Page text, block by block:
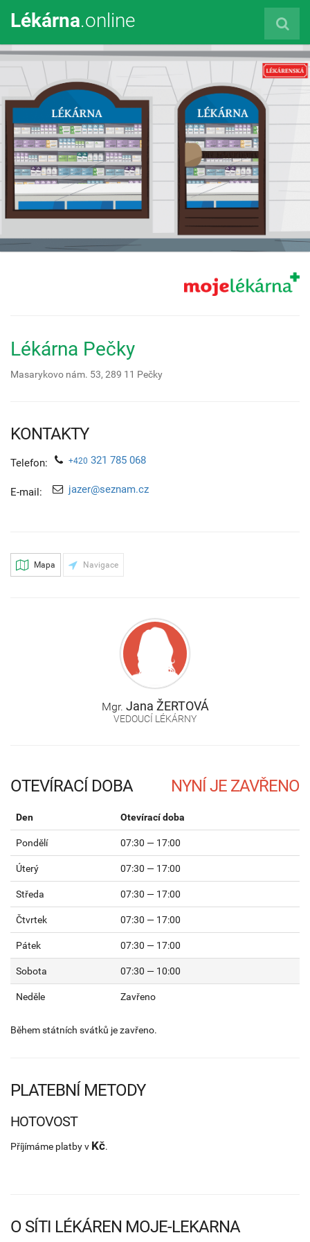
Lékárna.online
Lékárna Pečky
Masarykovo nám. 53, 289 11 Pečky
KONTAKTY
Telefon: +420 321 785 068
E-mail: jazer@seznam.cz
Mapa Navigace
Mgr. Jana ŽERTOVÁ
VEDOUCÍ LÉKÁRNY
OTEVÍRACÍ DOBA
Den Otevírací doba
Pondělí 07:30 — 17:00
Úterý 07:30 — 17:00
Středa 07:30 — 17:00
Čtvrtek 07:30 — 17:00
Pátek 07:30 — 17:00
Sobota 07:30 — 10:00
Neděle Zavřeno
Během státních svátků je zavřeno.
PLATEBNÍ METODY
HOTOVOST
Příjímáme platby v Kč.
O SÍTI LÉKÁREN MOJE-LEKARNA